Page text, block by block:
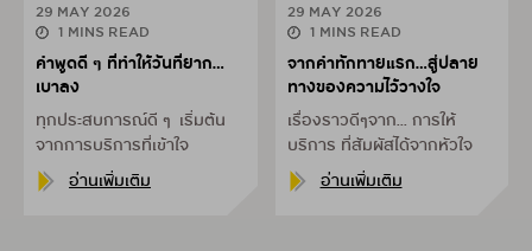
29 MAY 2026
1 MINS READ
คำพูดดี ๆ ที่ทำให้วันที่ยาก…
เบาลง
ทุกประสบการณ์ดี ๆ เริ่มต้น
จากการบริการที่เข้าใจ
อ่านเพิ่มเติม
29 MAY 2026
1 MINS READ
จากคำทักทายแรก…สู่ปลาย
ทางของความไว้วางใจ
เรื่องราวดีๆจาก... การให้
บริการ ที่สัมผัสได้จากหัวใจ
อ่านเพิ่มเติม